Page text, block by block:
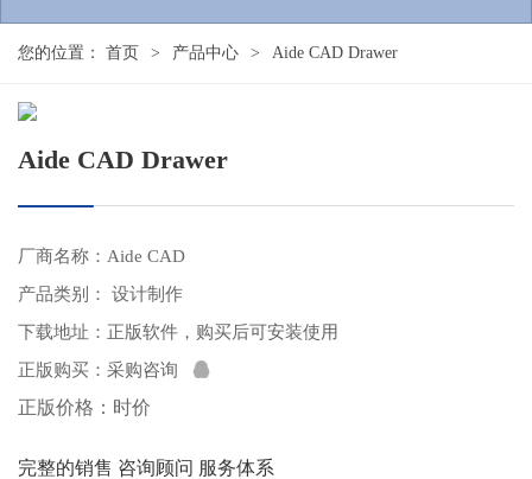
您的位置： 首页 > 产品中心 > Aide CAD Drawer
Aide CAD Drawer
厂商名称：Aide CAD
产品类别： 设计制作
下载地址： 正版软件，购买后可安装使用
正版购买： 采购咨询
正版价格：时价
完整的销售 咨询顾问 服务体系